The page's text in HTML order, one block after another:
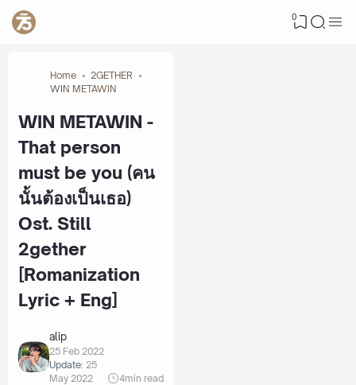
0
Home
2GETHER
WIN METAWIN
WIN METAWIN -
That person
must be you (คน
นั้นต้องเป็นเธอ)
Ost. Still
2gether
[Romanization
Lyric + Eng]
alip
25 Feb 2022
Update: 25
May 2022
4min read